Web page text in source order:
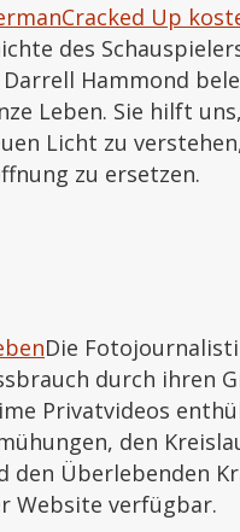
Up
des
Hammond
Leben. Sie hilft
Licht zu
zu ersetzen.
Die
durch ihren
Privatvideos
den
den Überlebenden
Website verfügbar.